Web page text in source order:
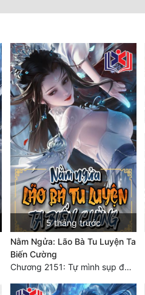
5 tháng trước
Nằm Ngửa: Lão Bà Tu Luyện Ta
Biến Cường
Chương 2151: Tự mình sụp đổ, nhận biết hủy diệt